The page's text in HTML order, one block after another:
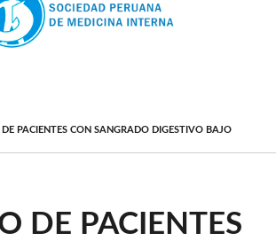
PACIENTES CON SANGRADO DIGESTIVO BAJO
DE PACIENTES